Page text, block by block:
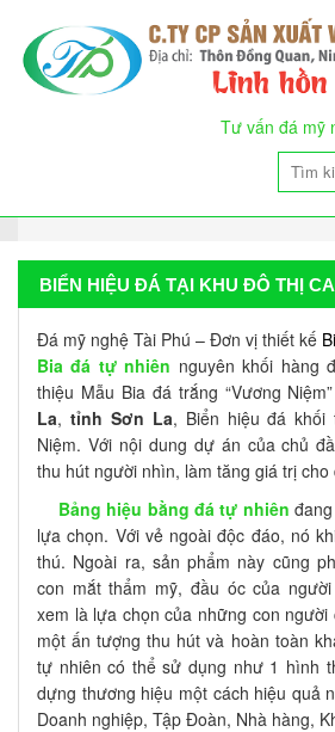
Tư vấn đá mỹ
BIỂN HIỆU ĐÁ TẠI KHU ĐÔ THỊ
Đá mỹ nghệ Tài Phú – Đơn vị thiết kế
Bia đá tự nhiên nguyên khối hàng
thiệu Mẫu Bia đá trắng “Vương
La, tỉnh Sơn La, Biển hiệu đá khối
Niệm. Với nội dung dự án của chủ
thu hút người nhìn, làm tăng giá trị cho
Bảng hiệu bằng đá tự nhiên
lựa chọn. Với vẻ ngoài độc đáo, nó
thú. Ngoài ra, sản phẩm này cũng
con mắt thẩm mỹ, đầu óc của
xem là lựa chọn của những con người
một ấn tượng thu hút và hoàn toàn
tự nhiên có thể sử dụng như 1 hình
dựng thương hiệu một cách hiệu quả
Doanh nghiệp, Tập Đoàn, Nhà hàng,